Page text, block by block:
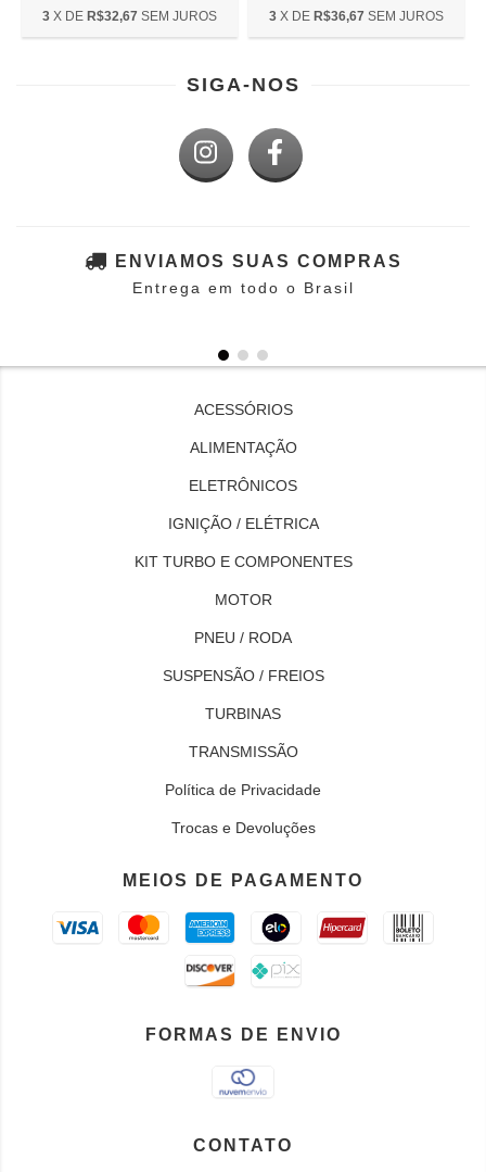
3 X DE R$32,67 SEM JUROS 3 X DE R$36,67 SEM JUROS
SIGA-NOS
ENVIAMOS SUAS COMPRAS
Entrega em todo o Brasil
ACESSÓRIOS
ALIMENTAÇÃO
ELETRÔNICOS
IGNIÇÃO / ELÉTRICA
KIT TURBO E COMPONENTES
MOTOR
PNEU / RODA
SUSPENSÃO / FREIOS
TURBINAS
TRANSMISSÃO
Política de Privacidade
Trocas e Devoluções
MEIOS DE PAGAMENTO
FORMAS DE ENVIO
CONTATO